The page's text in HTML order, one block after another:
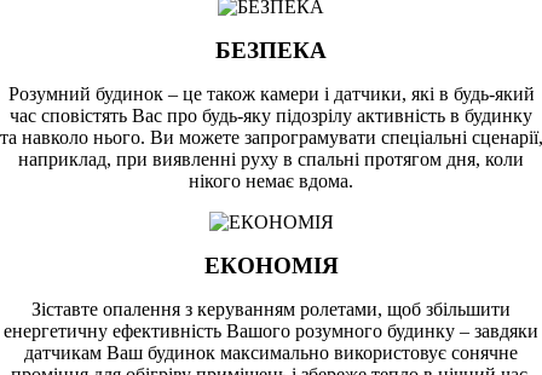
БЕЗПЕКА
Розумний будинок – це також камери і датчики, які в будь-який
час сповістять Вас про будь-яку підозрілу активність в будинку
та навколо нього. Ви можете запрограмувати спеціальні сценарії,
наприклад, при виявленні руху в спальні протягом дня, коли
нікого немає вдома.
ЕКОНОМІЯ
Зіставте опалення з керуванням ролетами, щоб збільшити
енергетичну ефективність Вашого розумного будинку – завдяки
датчикам Ваш будинок максимально використовує сонячне